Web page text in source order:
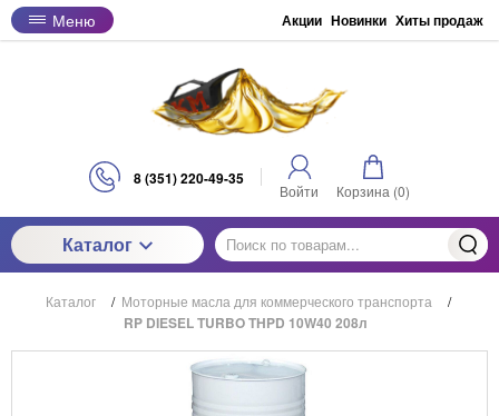
Меню Акции Новинки Хиты продаж
8 (351) 220-49-35
Войти Корзина (0)
Каталог
Каталог / Моторные масла для коммерческого транспорта /
RP DIESEL TURBO THPD 10W40 208л